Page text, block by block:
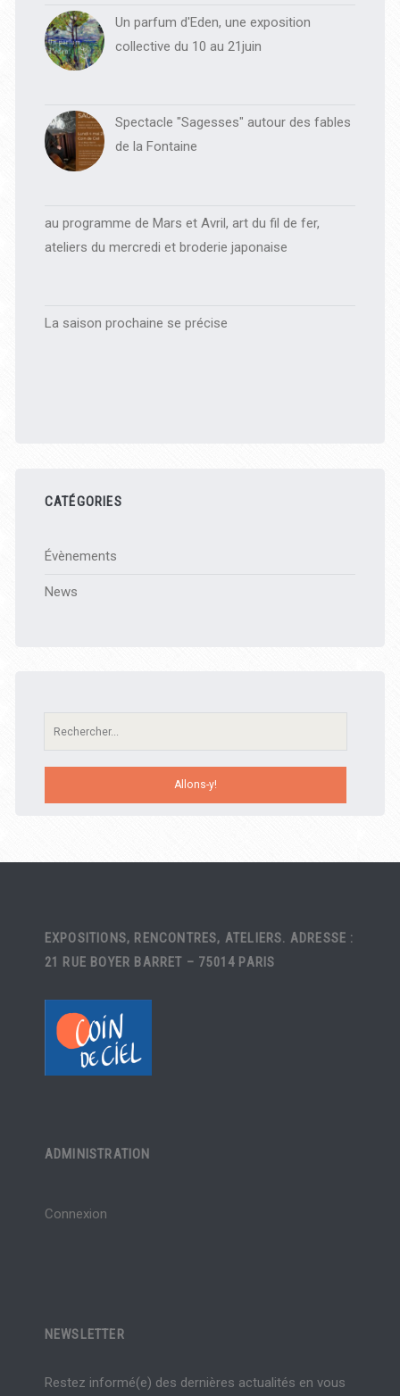
Un parfum d'Eden, une exposition
collective du 10 au 21juin
Spectacle "Sagesses" autour des fables
de la Fontaine
au programme de Mars et Avril, art du fil de fer,
ateliers du mercredi et broderie japonaise
La saison prochaine se précise
CATÉGORIES
Évènements
News
Recherche:
EXPOSITIONS, RENCONTRES, ATELIERS. ADRESSE :
21 RUE BOYER BARRET – 75014 PARIS
ADMINISTRATION
Connexion
NEWSLETTER
Restez informé(e) des dernières actualités en vous